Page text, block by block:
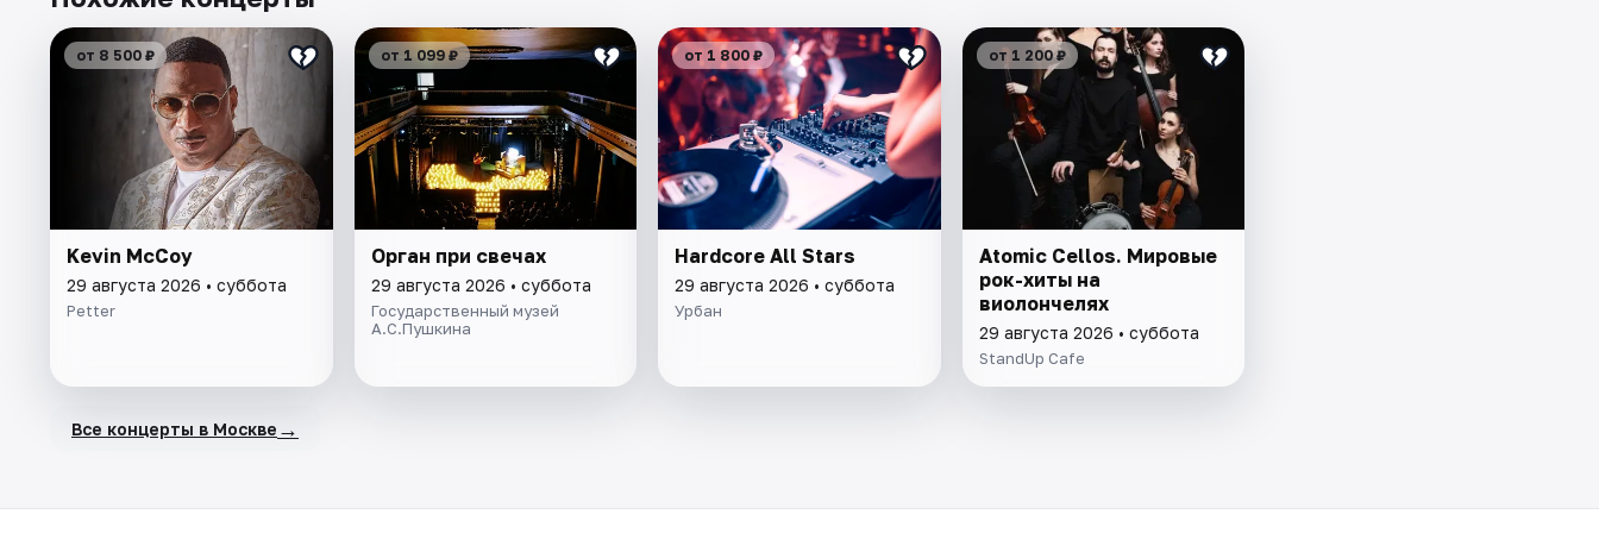
от 8 500 ₽
Kevin McCoy
29 августа 2026 • суббота
Petter
от 1 099 ₽
Орган при свечах
29 августа 2026 • суббота
Государственный музей
А.С.Пушкина
от 1 800 ₽
Hardcore All Stars
29 августа 2026 • суббота
Урбан
от 1 200 ₽
Atomic Cellos. Мировые
рок-хиты на
виолончелях
29 августа 2026 • суббота
StandUp Cafe
Все концерты в Москве →